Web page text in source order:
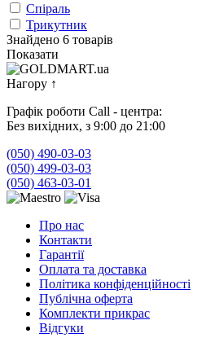
Спіраль
Трикутник
Знайдено 6 товарів
Показати
Нагору ↑
Графік роботи Call - центра:
Без вихідних, з 9:00 до 21:00
(050) 490-03-03
(050) 499-03-03
(050) 463-03-01
Про нас
Контакти
Гарантії
Оплата та доставка
Політика конфіденційності
Публічна оферта
Комплекти прикрас
Відгуки